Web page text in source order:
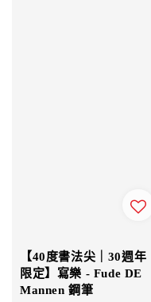
【40度書法尖｜30週年
限定】寫樂 - Fude DE
Mannen 鋼筆